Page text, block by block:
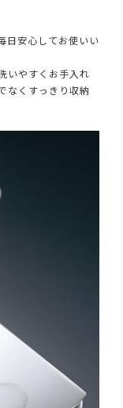
日安心してお使いい
いやすくお手入れ
なくすっきり収納